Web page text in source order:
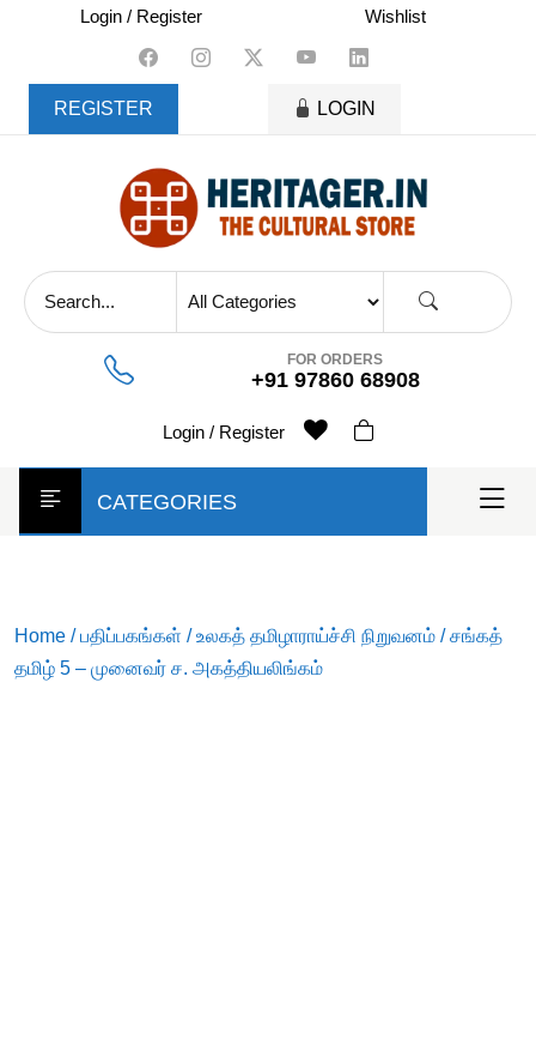
content
Login / Register Wishlist
REGISTER LOGIN
FOR ORDERS
+91 97860 68908
Login / Register
CATEGORIES
Home /பதிப்பகங்கள் /உலகத் தமிழாராய்ச்சி நிறுவனம் / சங்கத்
தமிழ் 5 – முனைவர் ச. அகத்தியலிங்கம்